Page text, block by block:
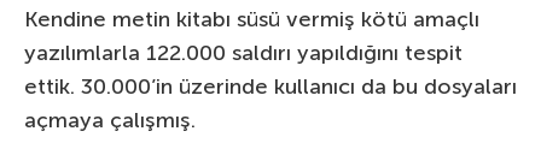
Kendine metin kitabı süsü vermiş kötü amaçlı
yazılımlarla 122.000 saldırı yapıldığını tespit
ettik. 30.000’in üzerinde kullanıcı da bu dosyaları
açmaya çalışmış.